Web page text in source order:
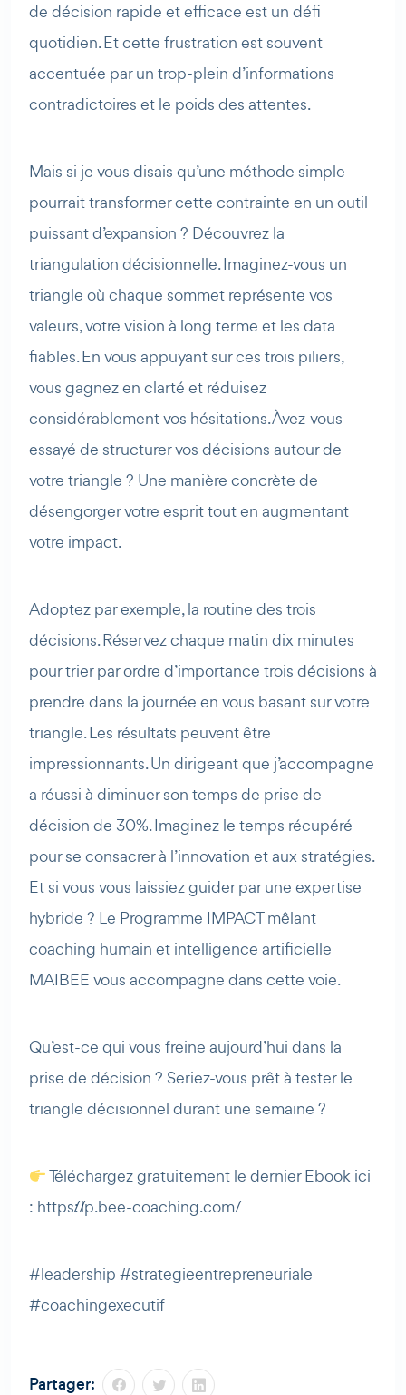
de décision rapide et efficace est un défi
quotidien. Et cette frustration est souvent
accentuée par un trop-plein d’informations
contradictoires et le poids des attentes.
Mais si je vous disais qu’une méthode simple
pourrait transformer cette contrainte en un outil
puissant d’expansion ? Découvrez la
triangulation décisionnelle. Imaginez-vous un
triangle où chaque sommet représente vos
valeurs, votre vision à long terme et les data
fiables. En vous appuyant sur ces trois piliers,
vous gagnez en clarté et réduisez
considérablement vos hésitations. Àvez-vous
essayé de structurer vos décisions autour de
votre triangle ? Une manière concrète de
désengorger votre esprit tout en augmentant
votre impact.
Adoptez par exemple, la routine des trois
décisions. Réservez chaque matin dix minutes
pour trier par ordre d’importance trois décisions à
prendre dans la journée en vous basant sur votre
triangle. Les résultats peuvent être
impressionnants. Un dirigeant que j’accompagne
a réussi à diminuer son temps de prise de
décision de 30%. Imaginez le temps récupéré
pour se consacrer à l’innovation et aux stratégies.
Et si vous vous laissiez guider par une expertise
hybride ? Le Programme IMPACT mêlant
coaching humain et intelligence artificielle
MAIBEE vous accompagne dans cette voie.
Qu’est-ce qui vous freine aujourd’hui dans la
prise de décision ? Seriez-vous prêt à tester le
triangle décisionnel durant une semaine ?
Téléchargez gratuitement le dernier Ebook ici
: https://lp.bee-coaching.com/
#leadership #strategieentrepreneuriale
#coachingexecutif
Partager: